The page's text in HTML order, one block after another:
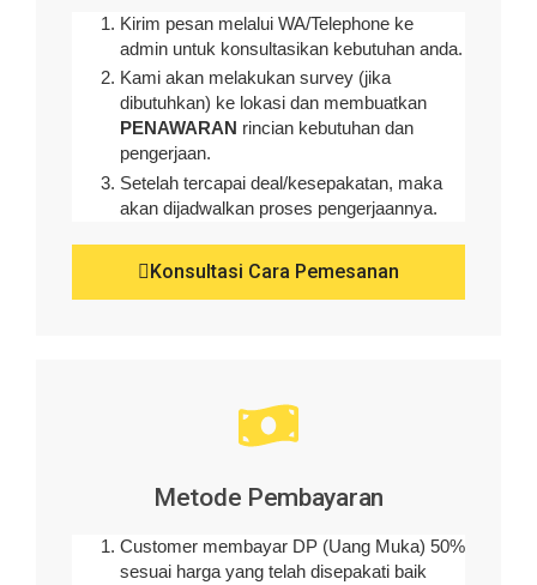
Kirim pesan melalui WA/Telephone ke
admin untuk konsultasikan kebutuhan anda.
Kami akan melakukan survey (jika
dibutuhkan) ke lokasi dan membuatkan
PENAWARAN rincian kebutuhan dan
pengerjaan.
Setelah tercapai deal/kesepakatan, maka
akan dijadwalkan proses pengerjaannya.
Konsultasi Cara Pemesanan
Metode Pembayaran
Customer membayar DP (Uang Muka) 50%
sesuai harga yang telah disepakati baik